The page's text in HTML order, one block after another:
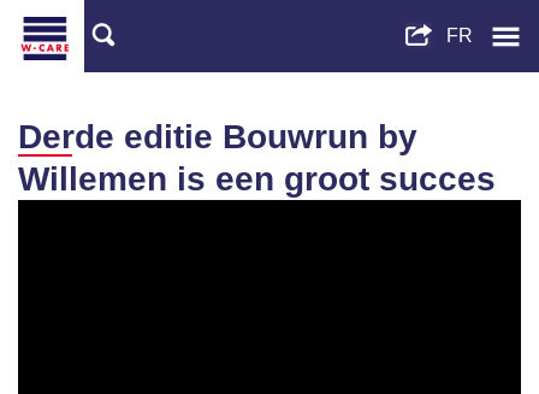
Derde editie Bouwrun by
Willemen is een groot succes